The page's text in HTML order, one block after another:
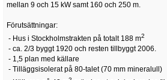
mellan 9 och 15 kW samt 160 och 250 m.
Förutsättningar:
- Hus i Stockholmstrakten på totalt 188 m2
- ca. 2/3 byggt 1920 och resten tillbyggt 2006.
- 1,5 plan med källare
- Tilläggsisolerat på 80-talet (70 mm mineralull)